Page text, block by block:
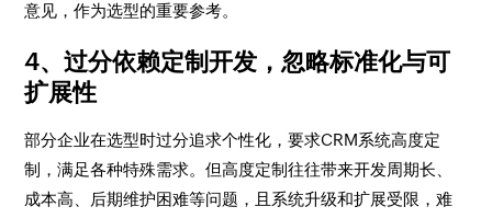
意见，作为选型的重要参考。
4、过分依赖定制开发，忽略标准化与可
扩展性
部分企业在选型时过分追求个性化，要求CRM系统高度定
制，满足各种特殊需求。但高度定制往往带来开发周期长、
成本高、后期维护困难等问题，且系统升级和扩展受限，难